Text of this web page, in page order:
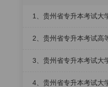
1、贵州省专升本考试大
2、贵州省专升本考试高
3、贵州省专升本考试大
4、贵州省专升本考试大